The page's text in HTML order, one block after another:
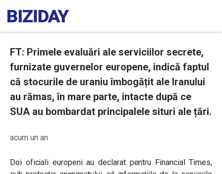
FT: Primele evaluări ale serviciilor secrete,
furnizate guvernelor europene, indică faptul
că stocurile de uraniu îmbogățit ale Iranului
au rămas, în mare parte, intacte după ce
SUA au bombardat principalele situri ale țări.
acum un an
Doi oficiali europeni au declarat pentru Financial Times,